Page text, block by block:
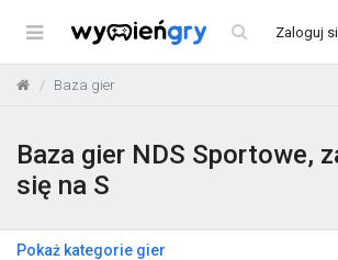
Menu Zaloguj
Baza gier
Baza gier NDS Sportowe,
się na S
Pokaż kategorie gier